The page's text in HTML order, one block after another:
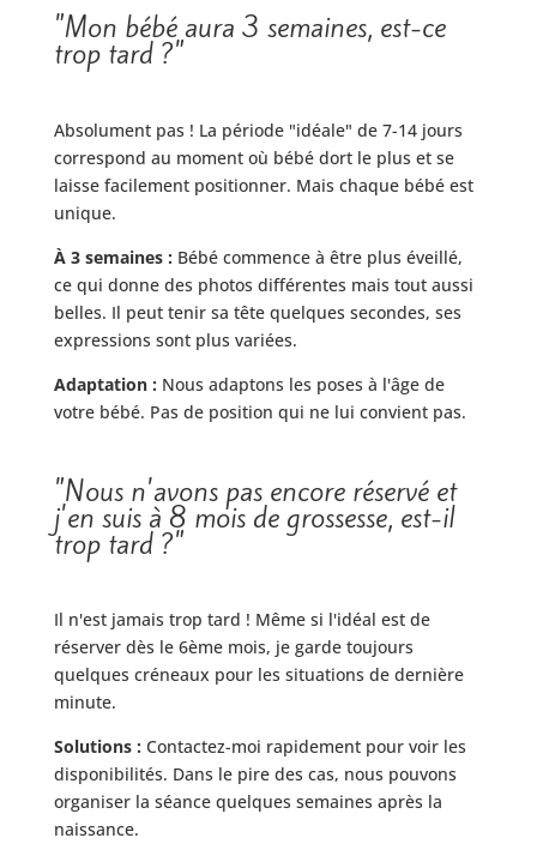
"Mon bébé aura 3 semaines, est-ce
trop tard ?"
Absolument pas ! La période "idéale" de 7-14 jours
correspond au moment où bébé dort le plus et se
laisse facilement positionner. Mais chaque bébé est
unique.
À 3 semaines : Bébé commence à être plus éveillé,
ce qui donne des photos différentes mais tout aussi
belles. Il peut tenir sa tête quelques secondes, ses
expressions sont plus variées.
Adaptation : Nous adaptons les poses à l'âge de
votre bébé. Pas de position qui ne lui convient pas.
"Nous n'avons pas encore réservé et
j'en suis à 8 mois de grossesse, est-il
trop tard ?"
Il n'est jamais trop tard ! Même si l'idéal est de
réserver dès le 6ème mois, je garde toujours
quelques créneaux pour les situations de dernière
minute.
Solutions : Contactez-moi rapidement pour voir les
disponibilités. Dans le pire des cas, nous pouvons
organiser la séance quelques semaines après la
naissance.